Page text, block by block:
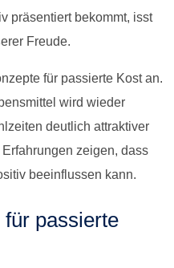
präsentiert bekommt, isst
Freude.
für passierte Kost an.
wird wieder
deutlich attraktiver
zeigen, dass
beeinflussen kann.
für passierte